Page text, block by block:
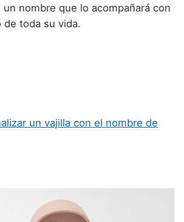
nombre que lo acompañará con
de toda su vida.
un vajilla con el nombre de